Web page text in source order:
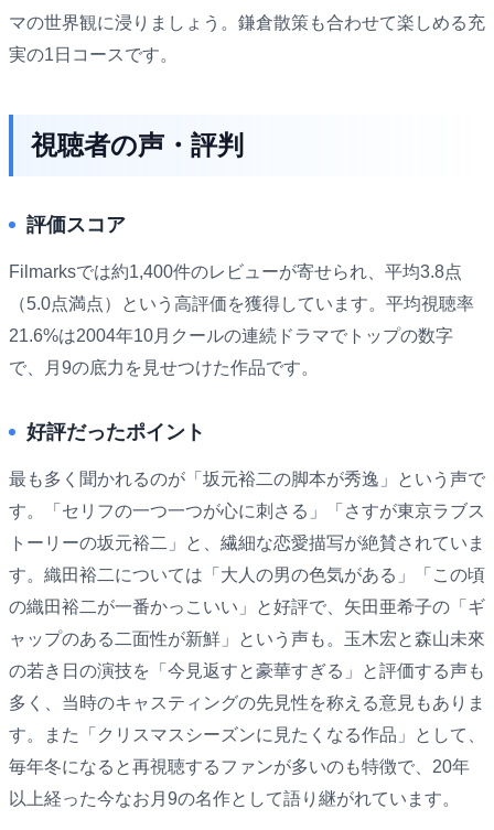
マの世界観に浸りましょう。鎌倉散策も合わせて楽しめる充
実の1日コースです。
視聴者の声・評判
評価スコア
Filmarksでは約1,400件のレビューが寄せられ、平均3.8点
（5.0点満点）という高評価を獲得しています。平均視聴率
21.6%は2004年10月クールの連続ドラマでトップの数字
で、月9の底力を見せつけた作品です。
好評だったポイント
最も多く聞かれるのが「坂元裕二の脚本が秀逸」という声で
す。「セリフの一つ一つが心に刺さる」「さすが東京ラブス
トーリーの坂元裕二」と、繊細な恋愛描写が絶賛されていま
す。織田裕二については「大人の男の色気がある」「この頃
の織田裕二が一番かっこいい」と好評で、矢田亜希子の「ギ
ャップのある二面性が新鮮」という声も。玉木宏と森山未來
の若き日の演技を「今見返すと豪華すぎる」と評価する声も
多く、当時のキャスティングの先見性を称える意見もありま
す。また「クリスマスシーズンに見たくなる作品」として、
毎年冬になると再視聴するファンが多いのも特徴で、20年
以上経った今なお月9の名作として語り継がれています。